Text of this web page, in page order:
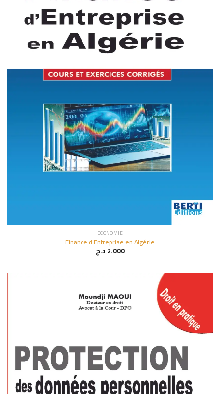
ECONOMIE
Finance d’Entreprise en Algérie
2.000د.ج